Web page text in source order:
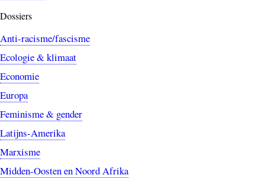
Dossiers
Anti-racisme/fascisme
Ecologie & klimaat
Economie
Europa
Feminisme & gender
Latijns-Amerika
Marxisme
Midden-Oosten en Noord Afrika